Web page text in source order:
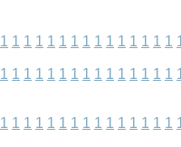
1 1 1 1 1 1 1 1 1 1 1 1 1 1 1
1 1 1 1 1 1 1 1 1 1 1 1 1 1 1
1 1 1 1 1 1 1 1 1 1 1 1 1 1 1